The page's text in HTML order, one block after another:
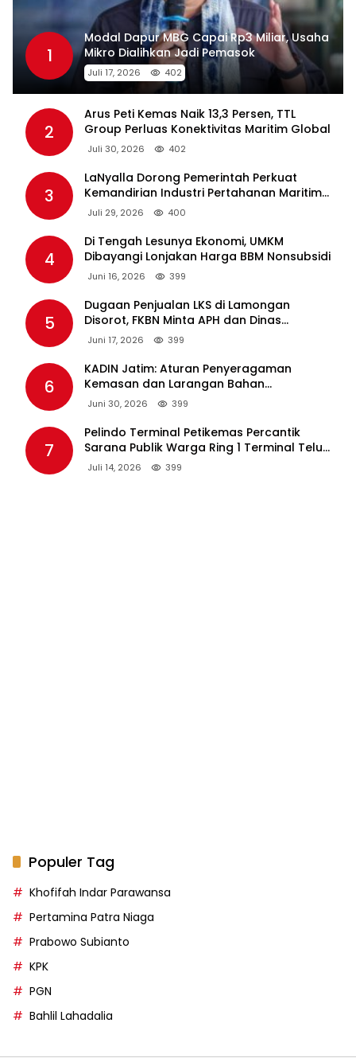
2
Arus Peti Kemas Naik 13,3 Persen, TTL
Group Perluas Konektivitas Maritim Global
Juli 30, 2026 402
3
LaNyalla Dorong Pemerintah Perkuat
Kemandirian Industri Pertahanan Maritim
Lewat PT PAL
Juli 29, 2026 400
4
Di Tengah Lesunya Ekonomi, UMKM
Juni 16, 2026 399
5
Dugaan Penjualan LKS di Lamongan
Pendidikan Bertindak Tegas.
Juni 17, 2026 399
6
KADIN Jatim: Aturan Penyeragaman
Tambahan Berpotensi Ganggu Industri
Tembakau
Juni 30, 2026 399
7
Pelindo Terminal Petikemas Percantik
Lamong Lewat Program TJSL
Juli 14, 2026 399